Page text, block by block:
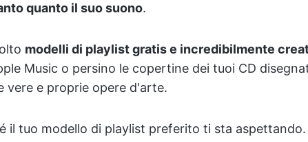
quanto il suo suono.
modelli di playlist gratis e incredibilmente
Music o persino le copertine dei tuoi CD
vere e proprie opere d'arte.
il tuo modello di playlist preferito ti sta aspettando.